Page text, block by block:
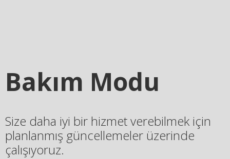
Bakım Modu
Size daha iyi bir hizmet verebilmek için
planlanmış güncellemeler üzerinde
çalışıyoruz.